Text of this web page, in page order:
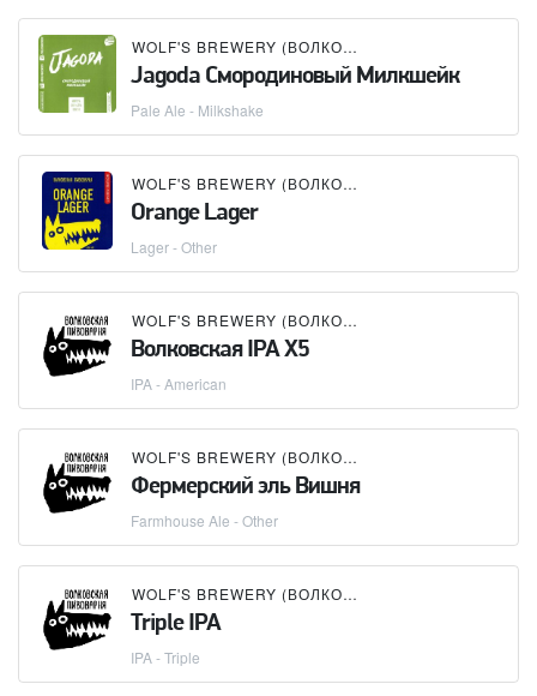
WOLF'S BREWERY (ВОЛКОВСКАЯ ПИВОВАРНЯ)
Jagoda Cмородиновый Милкшейк
Pale Ale - Milkshake
WOLF'S BREWERY (ВОЛКОВСКАЯ ПИВОВАРНЯ)
Orange Lager
Lager - Other
WOLF'S BREWERY (ВОЛКОВСКАЯ ПИВОВАРНЯ)
Волковская IPA X5
IPA - American
WOLF'S BREWERY (ВОЛКОВСКАЯ ПИВОВАРНЯ)
Фермерский эль Вишня
Farmhouse Ale - Other
WOLF'S BREWERY (ВОЛКОВСКАЯ ПИВОВАРНЯ)
Triple IPA
IPA - Triple